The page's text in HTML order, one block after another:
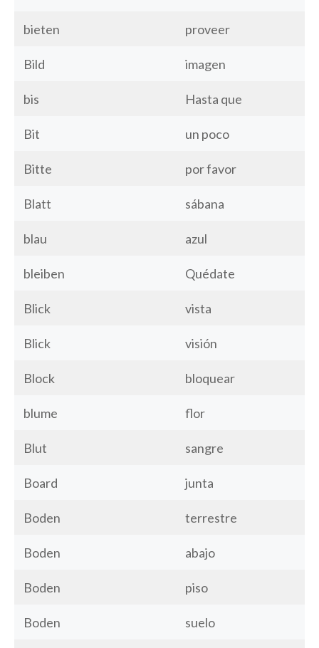
bieten proveer
Bild imagen
bis Hasta que
Bit un poco
Bitte por favor
Blatt sábana
blau azul
bleiben Quédate
Blick vista
Blick visión
Block bloquear
blume flor
Blut sangre
Board junta
Boden terrestre
Boden abajo
Boden piso
Boden suelo